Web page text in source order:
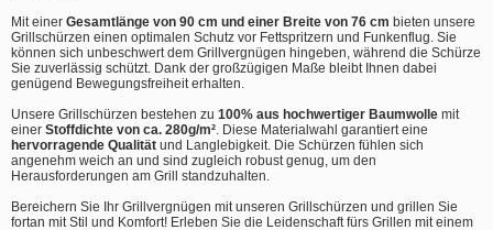
Mit einer Gesamtlänge von 90 cm und einer Breite von 76 cm bieten unsere
Grillschürzen einen optimalen Schutz vor Fettspritzern und Funkenflug. Sie
können sich unbeschwert dem Grillvergnügen hingeben, während die Schürze
Sie zuverlässig schützt. Dank der großzügigen Maße bleibt Ihnen dabei
genügend Bewegungsfreiheit erhalten.
Unsere Grillschürzen bestehen zu 100% aus hochwertiger Baumwolle mit
einer Stoffdichte von ca. 280g/m² . Diese Materialwahl garantiert eine
hervorragende Qualität und Langlebigkeit. Die Schürzen fühlen sich
angenehm weich an und sind zugleich robust genug, um den
Herausforderungen am Grill standzuhalten.
Bereichern Sie Ihr Grillvergnügen mit unseren Grillschürzen und grillen Sie
fortan mit Stil und Komfort! Erleben Sie die Leidenschaft fürs Grillen mit einem